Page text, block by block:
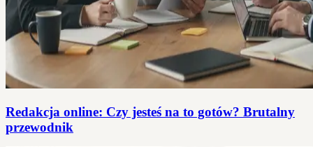
Redakcja online: Czy jesteś na to gotów? Brutalny
przewodnik